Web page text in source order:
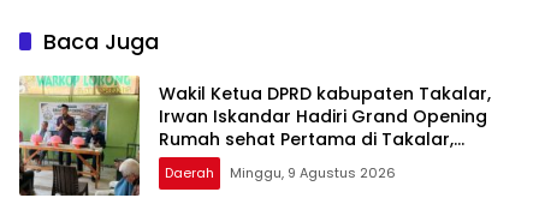
Di Maros
Baca Juga
Wakil Ketua DPRD kabupaten Takalar,
Irwan Iskandar Hadiri Grand Opening
Rumah sehat Pertama di Takalar,
Melayani Terapis Gratis untuk Pasien
Dhuafa dan umum.
Daerah Minggu, 9 Agustus 2026